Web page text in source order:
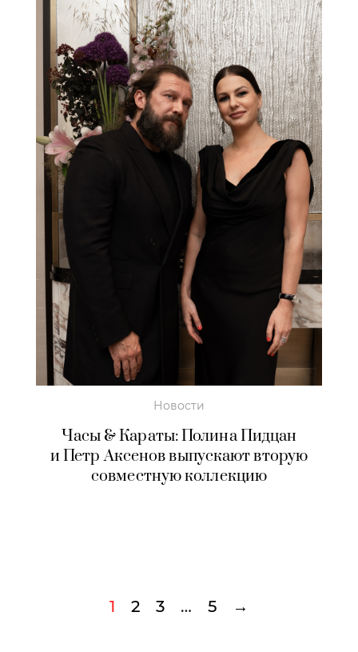
Новости
Часы & Караты: Полина Пидцан
и Петр Аксенов выпускают вторую
совместную коллекцию
1 2 3 … 5 →